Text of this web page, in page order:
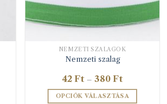
NEMZETI SZALAGOK
Nemzeti szalag
42 Ft – 380 FtÁrtartomány:
42 Ft
-
380 Ft
OPCIÓK VÁLASZTÁSA